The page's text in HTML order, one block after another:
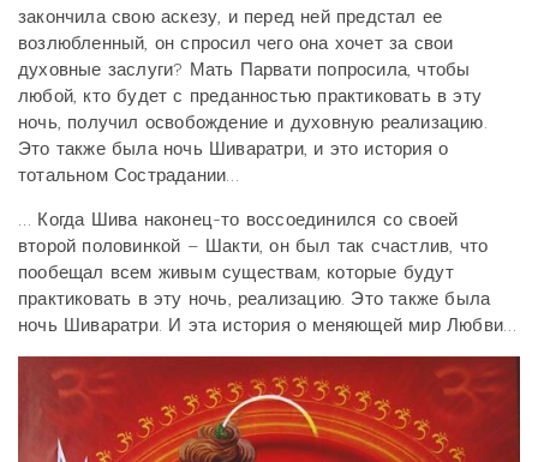
закончила свою аскезу, и перед ней предстал ее
возлюбленный, он спросил чего она хочет за свои
духовные заслуги? Мать Парвати попросила, чтобы
любой, кто будет с преданностью практиковать в эту
ночь, получил освобождение и духовную реализацию.
Это также была ночь Шиваратри, и это история о
тотальном Сострадании…
… Когда Шива наконец-то воссоединился со своей
второй половинкой – Шакти, он был так счастлив, что
пообещал всем живым существам, которые будут
практиковать в эту ночь, реализацию. Это также была
ночь Шиваратри. И эта история о меняющей мир Любви…